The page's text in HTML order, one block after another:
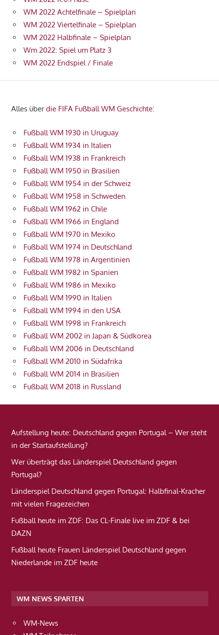
WM 2022 Achtelfinale – Spielplan
WM 2022 Viertelfinale – Spielplan
WM 2022 Halbfinale – Spielplan
Wm 2022: Spiel um Platz 3
WM 2022 Endspiel / Finale
Alles überdie FIFA Fußball WM Geschichte:
Fußball WM 1930 in Uruguay
Fußball WM 1934 in Italien
Fußball WM 1938 in Frankreich
Fußball WM 1950 in Brasilien
Fußball WM 1954 in der Schweiz
Fußball WM 1958 in Schweden
Fußball WM 1962 in Chile
Fußball WM 1966 in England
Fußball WM 1970 in Mexiko
Fußball WM 1974 in Deutschland
Fußball WM 1978 in Argentinien
Fußball WM 1982 in Spanien
Fußball WM 1986 in Mexiko
Fußball WM 1990 in Italien
Fußball WM 1994 in den USA
Fußball WM 1998 in Frankreich
Fußball WM 2002 in Japan & Südkorea
Fußball WM 2006 in Deutschland
Fußball WM 2010 in Südafrika
Fußball WM 2014 in Brasilien
Fußball WM 2018 in Russland
Aufstellung heute: Deutschland gegen Portugal – Wer steht
in der Startaufstellung?
Wer überträgt das Länderspiel Deutschland gegen
Portugal?
Länderspiel Deutschland gegen Portugal: Halbfinal-Kracher
mit vielen Fragezeichen
Fußball heute im ZDF: Das CL-Finale live im ZDF & bei
DAZN
Fußball heute Frauen Länderspiel Deutschland gegen
Niederlande im ZDF heute
WM NEWS SPARTEN
WM-News